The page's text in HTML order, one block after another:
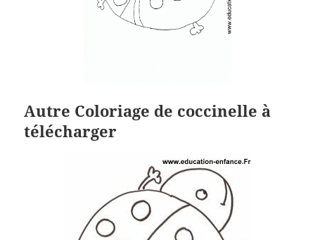
Autre Coloriage de coccinelle à
télécharger